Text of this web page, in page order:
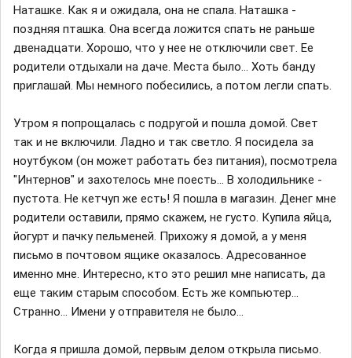
Наташке. Как я и ожидала, она не спала. Наташка -
поздняя пташка. Она всегда ложится спать не раньше
двенадцати. Хорошо, что у нее не отключили свет. Ее
родители отдыхали на даче. Места было... Хоть банду
приглашай. Мы немного побесились, а потом легли спать.
Утром я попрощалась с подругой и пошла домой. Свет
так и не включили. Ладно и так светло. Я посидела за
ноутбуком (он может работать без питания), посмотрела
"Интернов" и захотелось мне поесть... В холодильнике -
пустота. Не кетчуп же есть! Я пошла в магазин. Денег мне
родители оставили, прямо скажем, не густо. Купила яйца,
йогурт и пачку пельменей. Прихожу я домой, а у меня
письмо в почтовом ящике оказалось. Адресованное
именно мне. Интересно, кто это решил мне написать, да
еще таким старым способом. Есть же компьютер...
Странно... Имени у отправителя не было...
Когда я пришла домой, первым делом открыла письмо.